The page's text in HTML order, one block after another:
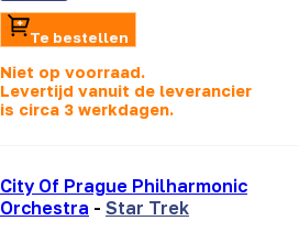
Te bestellen
Niet op voorraad.
Levertijd vanuit de leverancier
is circa 3 werkdagen.
City Of Prague Philharmonic
Orchestra - Star Trek